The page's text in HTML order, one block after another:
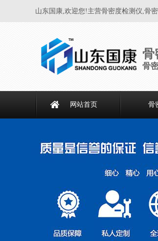
山东国康,欢迎您!主营骨密度检测仪,骨
骨
骨
网站首页 骨